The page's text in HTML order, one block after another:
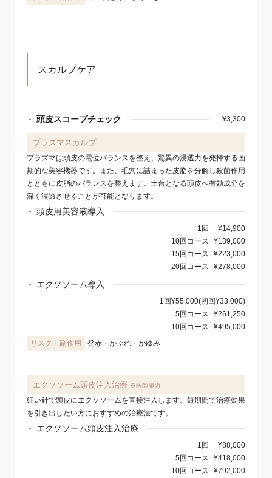
スカルプケア
頭皮スコープチェック ¥3,300
プラズマスカルプ
プラズマは頭皮の電位バランスを整え、驚異の浸透力を発揮する画
期的な美容機器です。また、毛穴に詰まった皮脂を分解し殺菌作用
とともに皮脂のバランスを整えます。土台となる頭皮へ有効成分を
深く浸透させることが可能となります。
頭皮用美容液導入
1回
¥14,900
10回コース
¥139,000
15回コース
¥223,000
20回コース
¥278,000
エクソソーム導入
1回¥55,000(初回¥33,000)
5回コース
¥261,250
10回コース
¥495,000
発赤・かぶれ・かゆみ
エクソソーム頭皮注入治療 ※医師施術
細い針で頭皮にエクソソームを直接注入します。短期間で治療効果
を引き出したい方におすすめの治療法です。
エクソソーム頭皮注入治療
1回
¥88,000
5回コース
¥418,000
10回コース
¥792,000